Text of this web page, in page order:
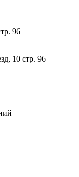
96
10 стр. 96